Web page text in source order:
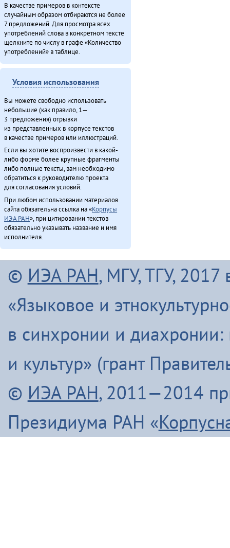
Оларил асал денчалин (2013)
Омакта министерство хаван (2013)
Омо̄сов-брудя̄га (2012)
О̄н бэе хэргӯлэ̄ дӯндэлэ̄ ӣстан (2011)
Онё̄вувча̄л Библия Улгӯрилин (2011)
О̄н мундука̄н хэдюнин ка̄хика о̄дан (2012)
Ороды этэекитту бэлэн (2013)
Севергар икэрдули (2013)
Северӈи тэгэды гукчанкит историян (2013)
Секция этнокультурнай алагувундули (2013)
Туруӈи авгарачимнил техникумду 70 анӈанил [1] (2013)
Туруӈи авгарачимнил техникумду 70 анӈанил [2] (2013)
Турэн – илэды баин (2013)
Упкатңи илэл Буга̄ду бидерӣтын (2009)
Хавал мудана ачин (2013)
Хаварук ООО «Традиционнай Северӈи булталин» [1] (2013)
Хаварук ООО «Традиционнай Северӈи булталин» [2] (2013)
Хе̄ӈа̄н тадук хула̄н (2011)
Хо̄ бэе (2011)
Хэвэкӣнӯн ӈинакин тадук Ха̄ргӣ (2011)
Эвэнкиткэр «Арктикаду» (2013)
ЭМР КМНС «Арун» ассоциацияду синмады конференциян (2013)
Эӈэсил асал (2013)
Итого
В качестве примеров в контексте
случайным образом отбираются не более
7 предложений. Для просмотра всех
употреблений слова в конкретном тексте
щелкните по числу в графе «Количество
употреблений» в таблице.
Условия использования
Вы можете свободно использовать
небольшие (как правило, 1—
3 предложения) отрывки
из представленных в корпусе текстов
в качестве примеров или иллюстраций.
Если вы хотите воспроизвести в какой-
либо форме более крупные фрагменты
либо полные тексты, вам необходимо
обратиться к руководителю проекта
для согласования условий.
При любом использовании материалов
сайта обязательна ссылка на «Корпусы
ИЭА РАН», при цитировании текстов
обязательно указывать название и имя
исполнителя.
© ИЭА РАН, МГУ, ТГУ, 2017
«Языковое и
в синхронии и диахронии:
и культур» (грант
© ИЭА РАН, 2011—2014
Президиума РАН «